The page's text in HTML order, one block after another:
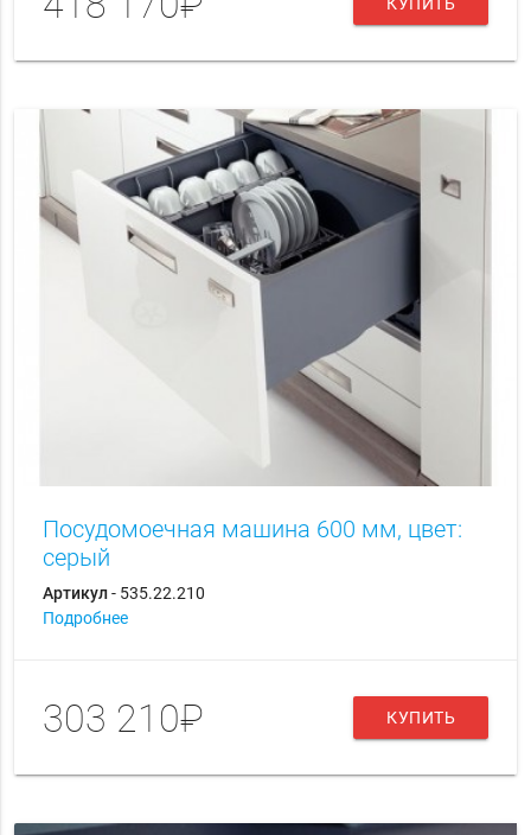
Посудомоечная машина 600 мм, цвет:
серый
Артикул- 535.22.210
Подробнее
303 210₽ КУПИТЬ